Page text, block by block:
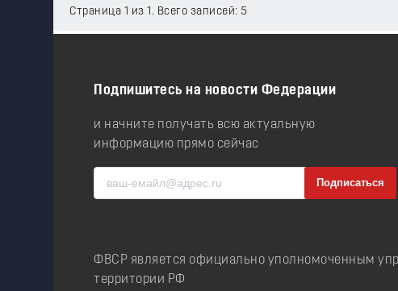
Страница 1 из 1. Всего записей: 5
Подпишитесь на новости Федерации
и начните получать всю актуальную
информацию прямо сейчас
ФВСР является официально уполномоченным
территории РФ